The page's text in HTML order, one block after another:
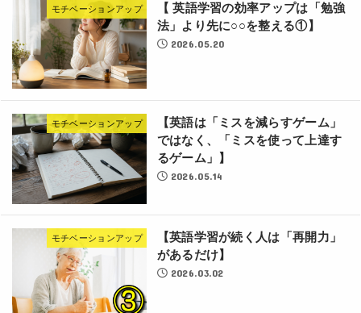
モチベーションアップ
【 英語学習の効率アップは「勉強
法」より先に○○を整える①】
2026.05.20
モチベーションアップ
【英語は「ミスを減らすゲーム」
ではなく、「ミスを使って上達す
るゲーム」】
2026.05.14
モチベーションアップ
【英語学習が続く人は「再開力」
があるだけ】
2026.03.02